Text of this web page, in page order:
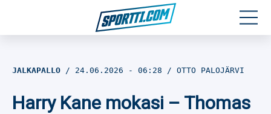
JALKAPALLO 24.06.2026 - 06:28 OTTO PALOJÄRVI
Harry Kane mokasi – Thomas